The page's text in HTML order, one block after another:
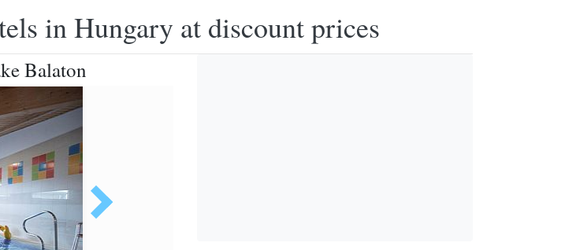
in Hungary at discount prices
Balaton